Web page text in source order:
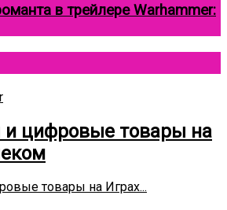
в трейлере Warhammer:
цифровые товары на
товары на Играх...